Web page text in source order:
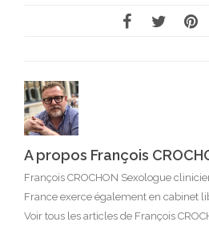
A propos François
François CROCHON Sexologue
France exerce également en cabinet
Voir tous les articles de François